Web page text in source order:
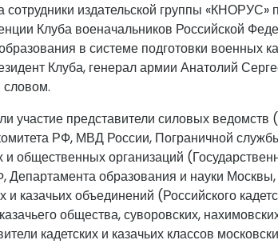
сотрудники издательской группы «КНОРУС»
Клуба военачальников Российской
в системе подготовки военных
Клуба, генерал армии Анатолий
участие представители силовых
РФ, МВД России, Пограничной
и общественных организаций
Департамента образования и науки
и казачьих объединений (Российского
общества, суворовских,
кадетских и казачьих классов